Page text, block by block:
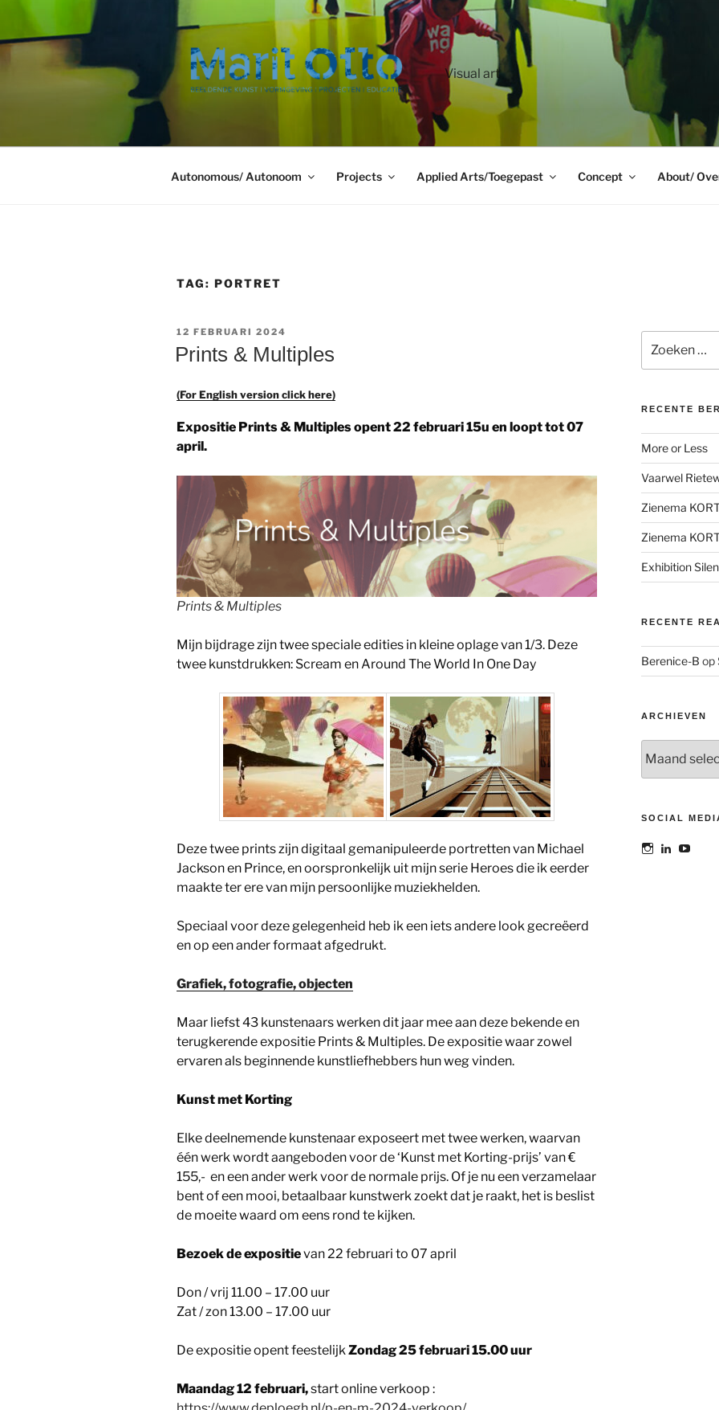
de
Visual art
Autonomous/ Autonoom Projects Applied Arts/Toegepast Concept About/
TAG: PORTRET
GEPLAATST
12 FEBRUARI 2024
Prints & Multiples
(For English version click here)
Expositie Prints & Multiples opent 22 februari 15u en loopt tot 07
april.
Prints & Multiples
Mijn bijdrage zijn twee speciale edities in kleine oplage van 1/3. Deze
twee kunstdrukken: Scream en Around The World In One Day
Deze twee prints zijn digitaal gemanipuleerde portretten van Michael
Jackson en Prince, en oorspronkelijk uit mijn serie Heroes die ik eerder
maakte ter ere van mijn persoonlijke muziekhelden.
Speciaal voor deze gelegenheid heb ik een iets andere look gecreëerd
en op een ander formaat afgedrukt.
Grafiek, fotografie, objecten
Maar liefst 43 kunstenaars werken dit jaar mee aan deze bekende en
terugkerende expositie Prints & Multiples. De expositie waar zowel
ervaren als beginnende kunstliefhebbers hun weg vinden.
Kunst met Korting
Elke deelnemende kunstenaar exposeert met twee werken, waarvan
één werk wordt aangeboden voor de ‘Kunst met Korting-prijs’ van €
155,- en een ander werk voor de normale prijs. Of je nu een verzamelaar
bent of een mooi, betaalbaar kunstwerk zoekt dat je raakt, het is beslist
de moeite waard om eens rond te kijken.
Bezoek de expositievan 22 februari to 07 april
Don / vrij 11.00 – 17.00 uur
Zat / zon 13.00 – 17.00 uur
De expositie opent feestelijk Zondag 25 februari 15.00 uur
Maandag 12 februari,start online verkoop :
naar:
RECENTE
More or Less
Vaarwel
Zienema
Zienema
Exhibition
RECENTE
Berenice-B op
ARCHIEVEN
SOCIAL
BekijkBekijkBekijk